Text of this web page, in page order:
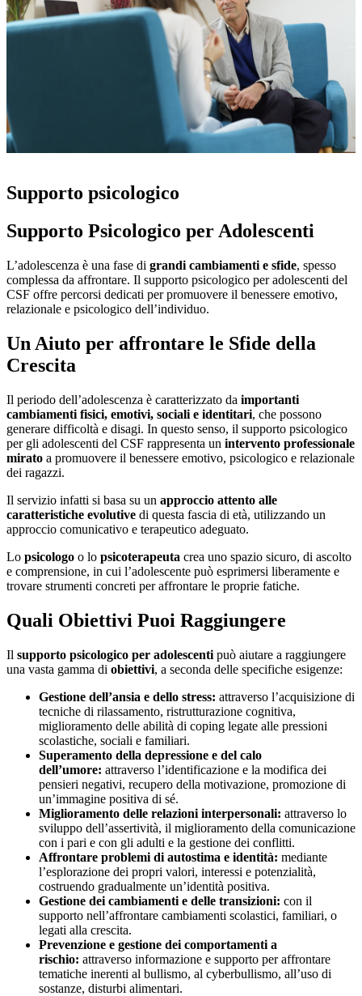
Supporto psicologico
Supporto Psicologico per Adolescenti
L’adolescenza è una fase di grandi cambiamenti e sfide, spesso
complessa da affrontare. Il supporto psicologico per adolescenti del
CSF offre percorsi dedicati per promuovere il benessere emotivo,
relazionale e psicologico dell’individuo.
Un Aiuto per affrontare le Sfide della
Crescita
Il periodo dell’adolescenza è caratterizzato da importanti
cambiamenti fisici, emotivi, sociali e identitari, che possono
generare difficoltà e disagi. In questo senso, il supporto psicologico
per gli adolescenti del CSF rappresenta un intervento professionale
mirato a promuovere il benessere emotivo, psicologico e relazionale
dei ragazzi.
Il servizio infatti si basa su un approccio attento alle
caratteristiche evolutive di questa fascia di età, utilizzando un
approccio comunicativo e terapeutico adeguato.
Lo psicologo o lo psicoterapeuta crea uno spazio sicuro, di ascolto
e comprensione, in cui l’adolescente può esprimersi liberamente e
trovare strumenti concreti per affrontare le proprie fatiche.
Quali Obiettivi Puoi Raggiungere
Il supporto psicologico per adolescenti può aiutare a raggiungere
una vasta gamma di obiettivi, a seconda delle specifiche esigenze:
Gestione dell’ansia e dello stress: attraverso l’acquisizione di
tecniche di rilassamento, ristrutturazione cognitiva,
miglioramento delle abilità di coping legate alle pressioni
scolastiche, sociali e familiari.
Superamento della depressione e del calo
dell’umore: attraverso l’identificazione e la modifica dei
pensieri negativi, recupero della motivazione, promozione di
un’immagine positiva di sé.
Miglioramento delle relazioni interpersonali: attraverso lo
sviluppo dell’assertività, il miglioramento della comunicazione
con i pari e con gli adulti e la gestione dei conflitti.
Affrontare problemi di autostima e identità: mediante
l’esplorazione dei propri valori, interessi e potenzialità,
costruendo gradualmente un’identità positiva.
Gestione dei cambiamenti e delle transizioni: con il
supporto nell’affrontare cambiamenti scolastici, familiari, o
legati alla crescita.
Prevenzione e gestione dei comportamenti a
rischio: attraverso informazione e supporto per affrontare
tematiche inerenti al bullismo, al cyberbullismo, all’uso di
sostanze, disturbi alimentari.